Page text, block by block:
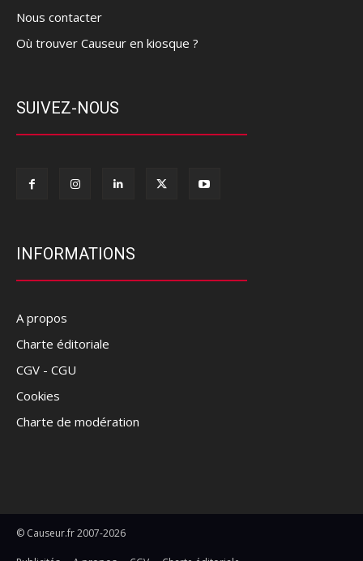
Nous contacter
Où trouver Causeur en kiosque ?
SUIVEZ-NOUS
INFORMATIONS
A propos
Charte éditoriale
CGV - CGU
Cookies
Charte de modération
© Causeur.fr 2007-2026